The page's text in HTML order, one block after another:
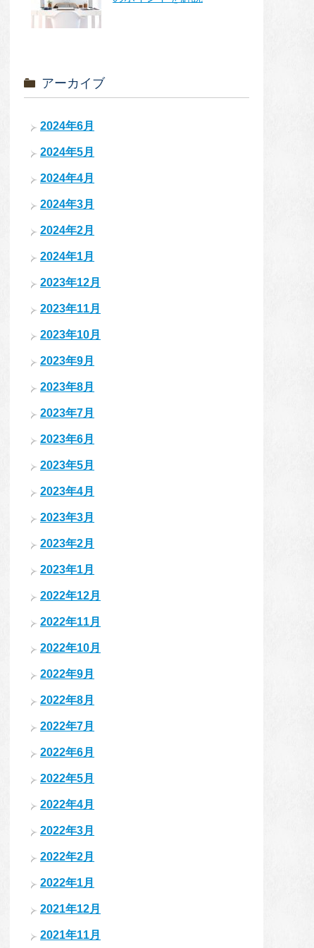
アーカイブ
2024年6月
2024年5月
2024年4月
2024年3月
2024年2月
2024年1月
2023年12月
2023年11月
2023年10月
2023年9月
2023年8月
2023年7月
2023年6月
2023年5月
2023年4月
2023年3月
2023年2月
2023年1月
2022年12月
2022年11月
2022年10月
2022年9月
2022年8月
2022年7月
2022年6月
2022年5月
2022年4月
2022年3月
2022年2月
2022年1月
2021年12月
2021年11月